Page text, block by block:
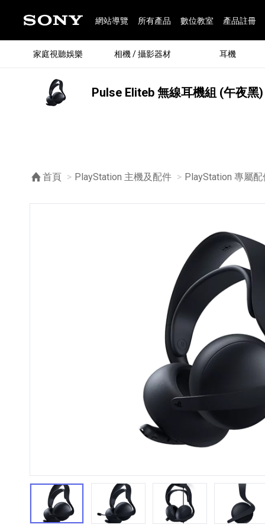
網站導覽 所有產品 數位教室 產品註冊
家庭視聽娛樂
個產品 家庭劇
藍光
相機 / 攝影器材
個產品 α 專屬
相機
耳機
個產品 耳機配
個產品
個產品
個產品
個產品
個產品
個產品
Pulse Eliteb 無線耳機組 (午夜黑)
首頁 PlayStation 主機及配件 PlayStation 專屬配
第1張 第2張 第3張 第4張